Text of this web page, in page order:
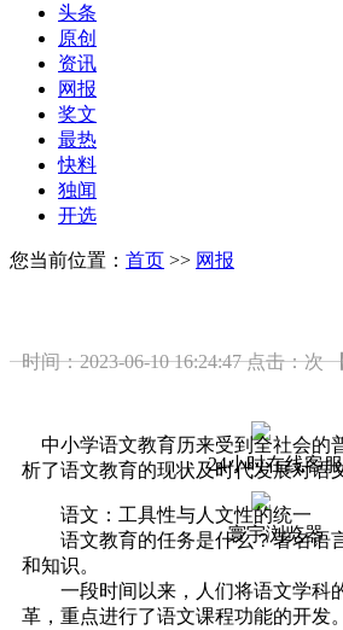
24小时在线客服
寰宇浏览器
头条
原创
资讯
网报
奖文
最热
快料
独闻
开选
您当前位置： 首页 >> 网报
时间：2023-06-10 16:24:47点击：次
中小学语文教育历来受到全社会的
析了语文教育的现状及时代发展对语
语文：工具性与人文性的统一
语文教育的任务是什么？著名语言
和知识。
一段时间以来，人们将语文学科的
革，重点进行了语文课程功能的开发